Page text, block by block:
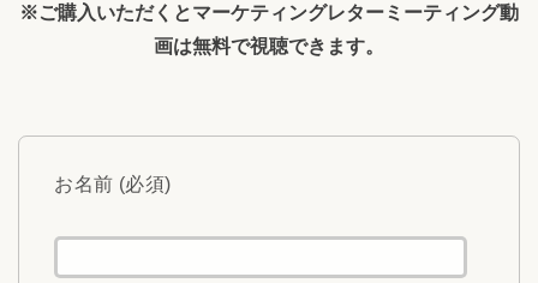
※ご購入いただくとマーケティングレターミーティング動
画は無料で視聴できます。
お名前 (必須)